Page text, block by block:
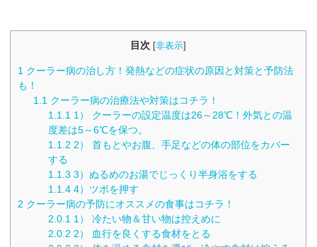
目次 [非表示]
1 クーラー病の治し方！発熱などの症状の原因と対策と予防法
も！
1.1 クーラー病の治療法や対策はコチラ！
1.1.1 1） クーラーの設定温度は26～28℃！外気との温
度差は5～6℃を保つ。
1.1.2 2） 首もとやお腹、手足などの体の部位をカバー
する
1.1.3 3）ぬるめのお湯でじっくり半身浴をする
1.1.4 4）ツボを押す
2 クーラー病の予防にオススメの食事はコチラ！
2.0.1 1） 冷たい物＆甘い物は控えめに
2.0.2 2） 血行を良くする食材をとる